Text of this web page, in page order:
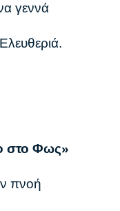
γεννά
στο Φως»
πνοή